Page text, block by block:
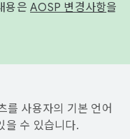
용은 AOSP 변경사항을
사용자의 기본 언어
을 수 있습니다.